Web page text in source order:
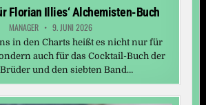
in
Florian Illies‘ Alchemisten-Buch
MANAGER 9. JUNI 2026
in den Charts heißt es nicht nur für
auch für das Cocktail-Buch der
und den siebten Band…